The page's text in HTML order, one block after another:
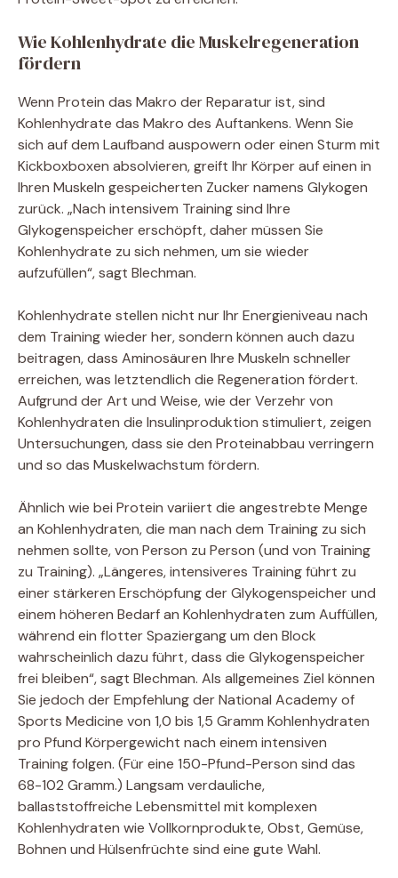
Wie Kohlenhydrate die Muskelregeneration
fördern
Wenn Protein das Makro der Reparatur ist, sind
Kohlenhydrate das Makro des Auftankens. Wenn Sie
sich auf dem Laufband auspowern oder einen Sturm mit
Kickboxboxen absolvieren, greift Ihr Körper auf einen in
Ihren Muskeln gespeicherten Zucker namens Glykogen
zurück. „Nach intensivem Training sind Ihre
Glykogenspeicher erschöpft, daher müssen Sie
Kohlenhydrate zu sich nehmen, um sie wieder
aufzufüllen“, sagt Blechman.
Kohlenhydrate stellen nicht nur Ihr Energieniveau nach
dem Training wieder her, sondern können auch dazu
beitragen, dass Aminosäuren Ihre Muskeln schneller
erreichen, was letztendlich die Regeneration fördert.
Aufgrund der Art und Weise, wie der Verzehr von
Kohlenhydraten die Insulinproduktion stimuliert, zeigen
Untersuchungen, dass sie den Proteinabbau verringern
und so das Muskelwachstum fördern.
Ähnlich wie bei Protein variiert die angestrebte Menge
an Kohlenhydraten, die man nach dem Training zu sich
nehmen sollte, von Person zu Person (und von Training
zu Training). „Längeres, intensiveres Training führt zu
einer stärkeren Erschöpfung der Glykogenspeicher und
einem höheren Bedarf an Kohlenhydraten zum Auffüllen,
während ein flotter Spaziergang um den Block
wahrscheinlich dazu führt, dass die Glykogenspeicher
frei bleiben“, sagt Blechman. Als allgemeines Ziel können
Sie jedoch der Empfehlung der National Academy of
Sports Medicine von 1,0 bis 1,5 Gramm Kohlenhydraten
pro Pfund Körpergewicht nach einem intensiven
Training folgen. (Für eine 150-Pfund-Person sind das
68-102 Gramm.) Langsam verdauliche,
ballaststoffreiche Lebensmittel mit komplexen
Kohlenhydraten wie Vollkornprodukte, Obst, Gemüse,
Bohnen und Hülsenfrüchte sind eine gute Wahl.